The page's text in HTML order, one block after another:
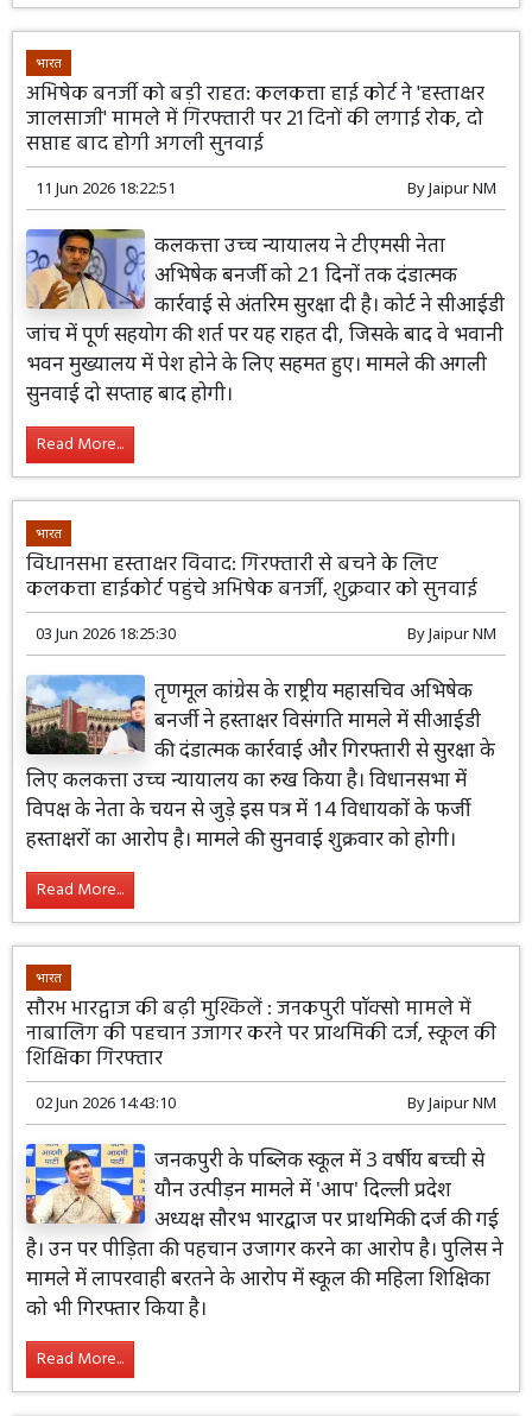
भारत
अभिषेक बनर्जी को बड़ी राहत: कलकत्ता हाई कोर्ट ने 'हस्ताक्षर
जालसाजी' मामले में गिरफ्तारी पर 21 दिनों की लगाई रोक, दो
सप्ताह बाद होगी अगली सुनवाई
11 Jun 2026 18:22:51 ByJaipur NM
कलकत्ता उच्च न्यायालय ने टीएमसी नेता
अभिषेक बनर्जी को 21 दिनों तक दंडात्मक
कार्रवाई से अंतरिम सुरक्षा दी है। कोर्ट ने सीआईडी
जांच में पूर्ण सहयोग की शर्त पर यह राहत दी, जिसके बाद वे भवानी
भवन मुख्यालय में पेश होने के लिए सहमत हुए। मामले की अगली
सुनवाई दो सप्ताह बाद होगी।
Read More...
भारत
विधानसभा हस्ताक्षर विवाद: गिरफ्तारी से बचने के लिए
कलकत्ता हाईकोर्ट पहुंचे अभिषेक बनर्जी, शुक्रवार को सुनवाई
03 Jun 2026 18:25:30 ByJaipur NM
तृणमूल कांग्रेस के राष्ट्रीय महासचिव अभिषेक
बनर्जी ने हस्ताक्षर विसंगति मामले में सीआईडी
की दंडात्मक कार्रवाई और गिरफ्तारी से सुरक्षा के
लिए कलकत्ता उच्च न्यायालय का रुख किया है। विधानसभा में
विपक्ष के नेता के चयन से जुड़े इस पत्र में 14 विधायकों के फर्जी
हस्ताक्षरों का आरोप है। मामले की सुनवाई शुक्रवार को होगी।
Read More...
भारत
सौरभ भारद्वाज की बढ़ी मुश्किलें : जनकपुरी पॉक्सो मामले में
नाबालिग की पहचान उजागर करने पर प्राथमिकी दर्ज, स्कूल की
शिक्षिका गिरफ्तार
02 Jun 2026 14:43:10 ByJaipur NM
जनकपुरी के पब्लिक स्कूल में 3 वर्षीय बच्ची से
यौन उत्पीड़न मामले में 'आप' दिल्ली प्रदेश
अध्यक्ष सौरभ भारद्वाज पर प्राथमिकी दर्ज की गई
है। उन पर पीड़िता की पहचान उजागर करने का आरोप है। पुलिस ने
मामले में लापरवाही बरतने के आरोप में स्कूल की महिला शिक्षिका
को भी गिरफ्तार किया है।
Read More...